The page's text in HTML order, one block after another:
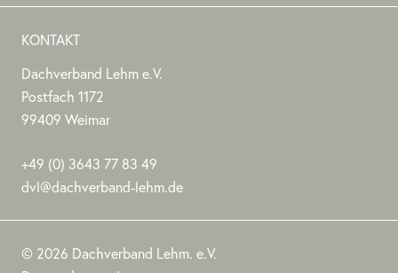
KONTAKT
Dachverband Lehm e.V.
Stephan
Jörchel
Stephan
Jörchel
Dachverband
Lehm
Postfach 1172
99409 Weimar
+49 (0) 3643 77 83 49
dvl@dachverband-lehm.de
DACHVERBAND
LEHM
Bundesverband
© 2026 Dachverband Lehm. e.V.